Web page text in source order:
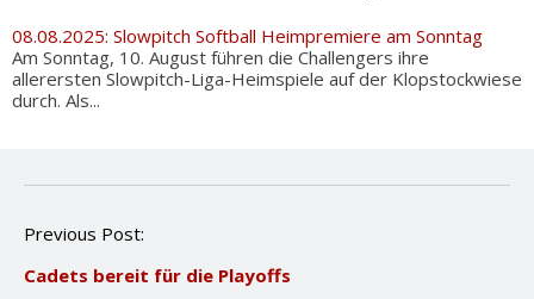
08.08.2025: Slowpitch Softball Heimpremiere am Sonntag
Am Sonntag, 10. August führen die Challengers ihre
allerersten Slowpitch-Liga-Heimspiele auf der Klopstockwiese
durch. Als...
P
s
Previous Post:
Cadets bereit für die Playoffs